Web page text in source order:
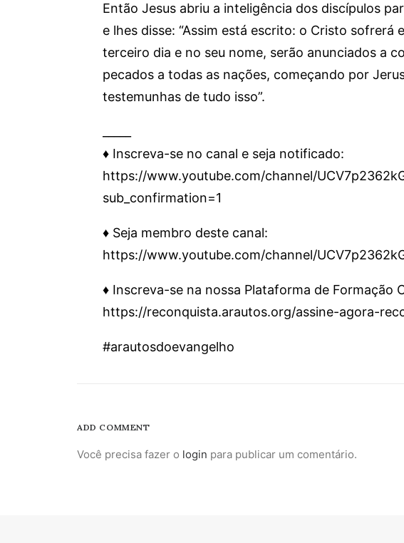
Então Jesus abriu a inteligência dos discípulos
e lhes disse: “Assim está escrito: o Cristo sofrerá
terceiro dia e no seu nome, serão anunciados a
pecados a todas as nações, começando por
testemunhas de tudo isso”.
♦️ Inscreva-se no canal e seja notificado:
https://www.youtube.com/channel/
sub_confirmation=1
♦️ Seja membro deste canal:
https://www.youtube.com/channel/
♦️ Inscreva-se na nossa Plataforma de Formação
https://reconquista.arautos.org/assine-agora-
#arautosdoevangelho
ADD COMMENT
Você precisa fazer o login para publicar um comentário.